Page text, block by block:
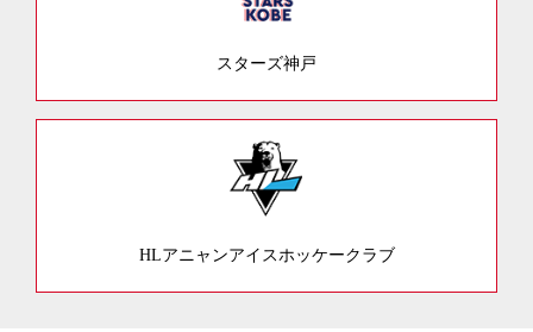
スターズ神戸
HLアニャンアイスホッケークラブ